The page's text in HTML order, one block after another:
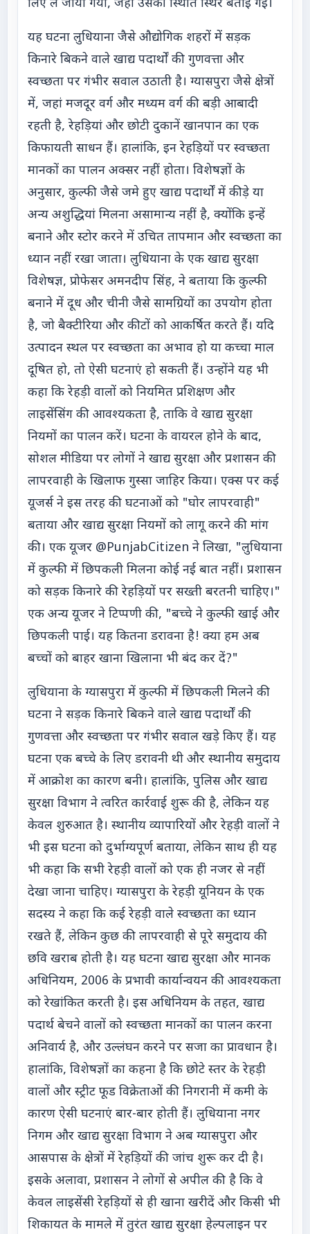
लिए ले जाया गया, जहां उसकी स्थिति स्थिर बताई गई।
यह घटना लुधियाना जैसे औद्योगिक शहरों में सड़क
किनारे बिकने वाले खाद्य पदार्थों की गुणवत्ता और
स्वच्छता पर गंभीर सवाल उठाती है। ग्यासपुरा जैसे क्षेत्रों
में, जहां मजदूर वर्ग और मध्यम वर्ग की बड़ी आबादी
रहती है, रेहड़ियां और छोटी दुकानें खानपान का एक
किफायती साधन हैं। हालांकि, इन रेहड़ियों पर स्वच्छता
मानकों का पालन अक्सर नहीं होता। विशेषज्ञों के
अनुसार, कुल्फी जैसे जमे हुए खाद्य पदार्थों में कीड़े या
अन्य अशुद्धियां मिलना असामान्य नहीं है, क्योंकि इन्हें
बनाने और स्टोर करने में उचित तापमान और स्वच्छता का
ध्यान नहीं रखा जाता। लुधियाना के एक खाद्य सुरक्षा
विशेषज्ञ, प्रोफेसर अमनदीप सिंह, ने बताया कि कुल्फी
बनाने में दूध और चीनी जैसे सामग्रियों का उपयोग होता
है, जो बैक्टीरिया और कीटों को आकर्षित करते हैं। यदि
उत्पादन स्थल पर स्वच्छता का अभाव हो या कच्चा माल
दूषित हो, तो ऐसी घटनाएं हो सकती हैं। उन्होंने यह भी
कहा कि रेहड़ी वालों को नियमित प्रशिक्षण और
लाइसेंसिंग की आवश्यकता है, ताकि वे खाद्य सुरक्षा
नियमों का पालन करें। घटना के वायरल होने के बाद,
सोशल मीडिया पर लोगों ने खाद्य सुरक्षा और प्रशासन की
लापरवाही के खिलाफ गुस्सा जाहिर किया। एक्स पर कई
यूजर्स ने इस तरह की घटनाओं को "घोर लापरवाही"
बताया और खाद्य सुरक्षा नियमों को लागू करने की मांग
की। एक यूजर @PunjabCitizen ने लिखा, "लुधियाना
में कुल्फी में छिपकली मिलना कोई नई बात नहीं। प्रशासन
को सड़क किनारे की रेहड़ियों पर सख्ती बरतनी चाहिए।"
एक अन्य यूजर ने टिप्पणी की, "बच्चे ने कुल्फी खाई और
छिपकली पाई। यह कितना डरावना है! क्या हम अब
बच्चों को बाहर खाना खिलाना भी बंद कर दें?"
लुधियाना के ग्यासपुरा में कुल्फी में छिपकली मिलने की
घटना ने सड़क किनारे बिकने वाले खाद्य पदार्थों की
गुणवत्ता और स्वच्छता पर गंभीर सवाल खड़े किए हैं। यह
घटना एक बच्चे के लिए डरावनी थी और स्थानीय समुदाय
में आक्रोश का कारण बनी। हालांकि, पुलिस और खाद्य
सुरक्षा विभाग ने त्वरित कार्रवाई शुरू की है, लेकिन यह
केवल शुरुआत है। स्थानीय व्यापारियों और रेहड़ी वालों ने
भी इस घटना को दुर्भाग्यपूर्ण बताया, लेकिन साथ ही यह
भी कहा कि सभी रेहड़ी वालों को एक ही नजर से नहीं
देखा जाना चाहिए। ग्यासपुरा के रेहड़ी यूनियन के एक
सदस्य ने कहा कि कई रेहड़ी वाले स्वच्छता का ध्यान
रखते हैं, लेकिन कुछ की लापरवाही से पूरे समुदाय की
छवि खराब होती है। यह घटना खाद्य सुरक्षा और मानक
अधिनियम, 2006 के प्रभावी कार्यान्वयन की आवश्यकता
को रेखांकित करती है। इस अधिनियम के तहत, खाद्य
पदार्थ बेचने वालों को स्वच्छता मानकों का पालन करना
अनिवार्य है, और उल्लंघन करने पर सजा का प्रावधान है।
हालांकि, विशेषज्ञों का कहना है कि छोटे स्तर के रेहड़ी
वालों और स्ट्रीट फूड विक्रेताओं की निगरानी में कमी के
कारण ऐसी घटनाएं बार-बार होती हैं। लुधियाना नगर
निगम और खाद्य सुरक्षा विभाग ने अब ग्यासपुरा और
आसपास के क्षेत्रों में रेहड़ियों की जांच शुरू कर दी है।
इसके अलावा, प्रशासन ने लोगों से अपील की है कि वे
केवल लाइसेंसी रेहड़ियों से ही खाना खरीदें और किसी भी
शिकायत के मामले में तुरंत खाद्य सुरक्षा हेल्पलाइन पर